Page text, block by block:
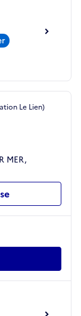
Le Lien)
MER,